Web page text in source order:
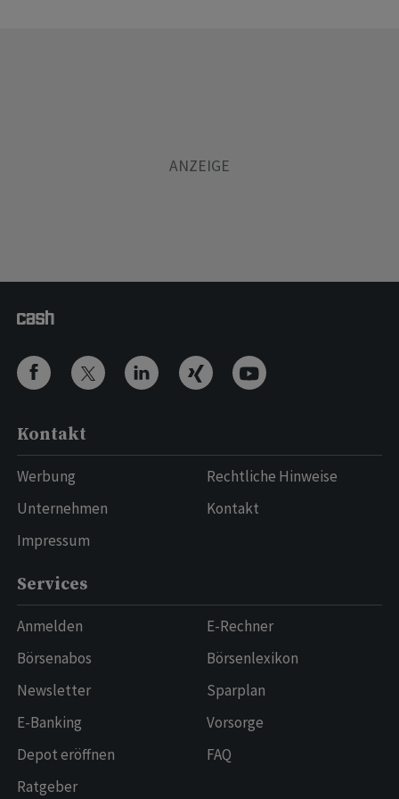
Kontakt
Werbung
Unternehmen
Impressum
Rechtliche Hinweise
Kontakt
Services
Anmelden
Börsenabos
Newsletter
E-Banking
Depot eröffnen
Ratgeber
E-Rechner
Börsenlexikon
Sparplan
Vorsorge
FAQ